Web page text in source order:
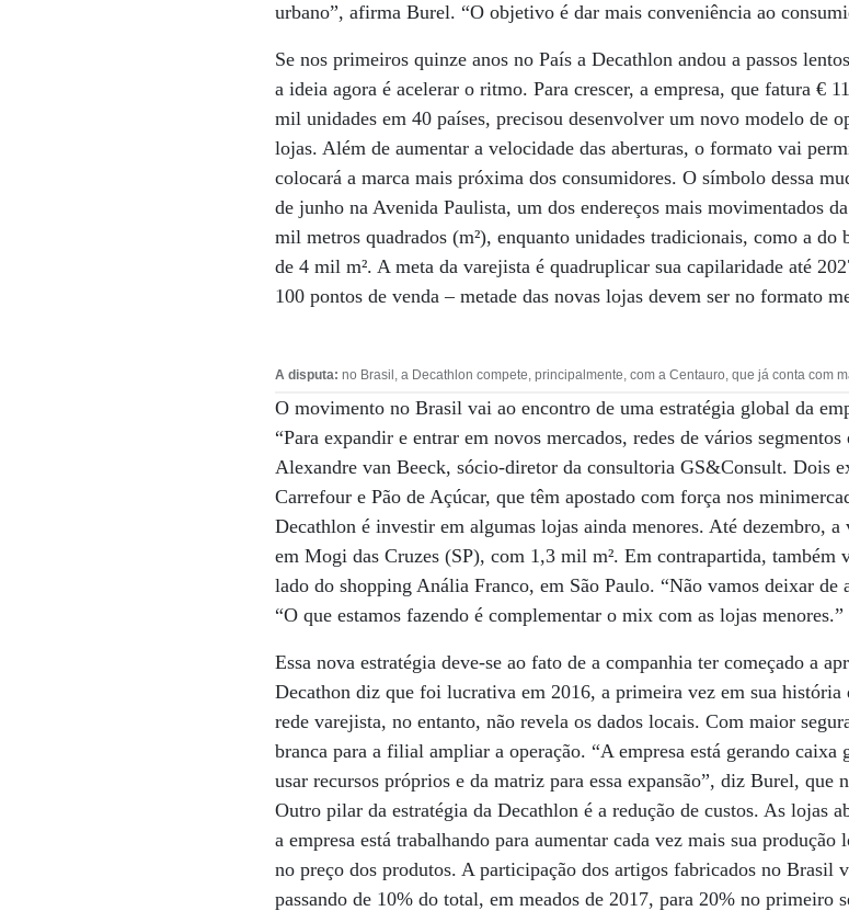
urbano”, afirma Burel. “O objetivo é dar mais conveniência ao
Se nos primeiros quinze anos no País a Decathlon andou a passos
a ideia agora é acelerar o ritmo. Para crescer, a empresa, que fatura €
mil unidades em 40 países, precisou desenvolver um novo modelo de
lojas. Além de aumentar a velocidade das aberturas, o formato vai
colocará a marca mais próxima dos consumidores. O símbolo dessa
de junho na Avenida Paulista, um dos endereços mais movimentados
mil metros quadrados (m²), enquanto unidades tradicionais, como a
de 4 mil m². A meta da varejista é quadruplicar sua capilaridade até
100 pontos de venda – metade das novas lojas devem ser no formato
A disputa: no Brasil, a Decathlon compete, principalmente, com a Centauro, que já conta com
O movimento no Brasil vai ao encontro de uma estratégia global da
“Para expandir e entrar em novos mercados, redes de vários
Alexandre van Beeck, sócio-diretor da consultoria GS&Consult. Dois
Carrefour e Pão de Açúcar, que têm apostado com força nos
Decathlon é investir em algumas lojas ainda menores. Até dezembro,
em Mogi das Cruzes (SP), com 1,3 mil m². Em contrapartida,
lado do shopping Anália Franco, em São Paulo. “Não vamos deixar
“O que estamos fazendo é complementar o mix com as lojas menores.”
Essa nova estratégia deve-se ao fato de a companhia ter começado a
Decathon diz que foi lucrativa em 2016, a primeira vez em sua história
rede varejista, no entanto, não revela os dados locais. Com maior
branca para a filial ampliar a operação. “A empresa está gerando
usar recursos próprios e da matriz para essa expansão”, diz Burel, que
Outro pilar da estratégia da Decathlon é a redução de custos. As lojas
a empresa está trabalhando para aumentar cada vez mais sua
no preço dos produtos. A participação dos artigos fabricados no Brasil
passando de 10% do total, em meados de 2017, para 20% no primeiro